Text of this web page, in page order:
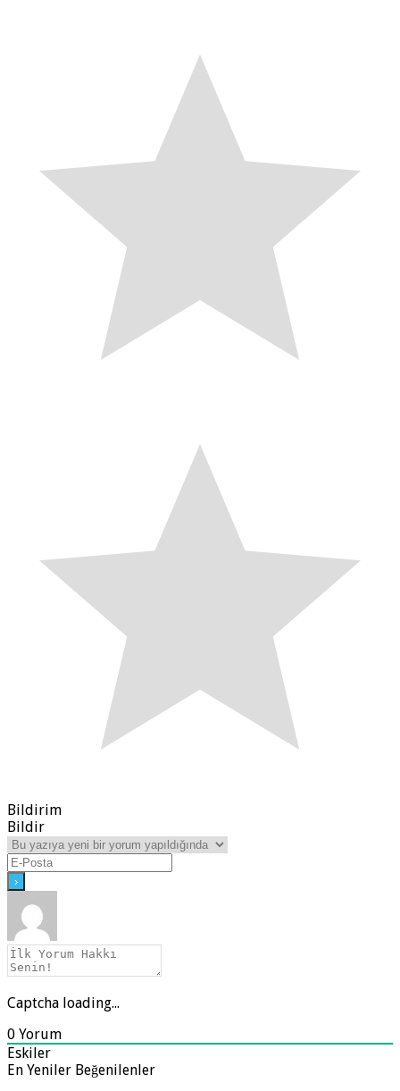
Bildirim
Bildir
Captcha loading...
0 Yorum
Eskiler
En Yeniler Beğenilenler